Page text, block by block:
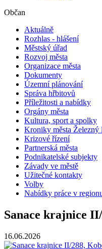
Občan
Aktuálně
Rozhlas - hlášení
Městský úřad
Rozvoj města
Organizace města
Dokumenty
Územní plánování
Správa hřbitovů
Příležitosti a nabídky
Orgány města
Kultura, sport a spolky
Kroniky města Železný
Krizové řízení
Partnerská města
Podnikatelské subjekty
Závady ve městě
Užitečné kontakty
Volby
Nabídky práce v
Sanace krajnice
16.06.2026